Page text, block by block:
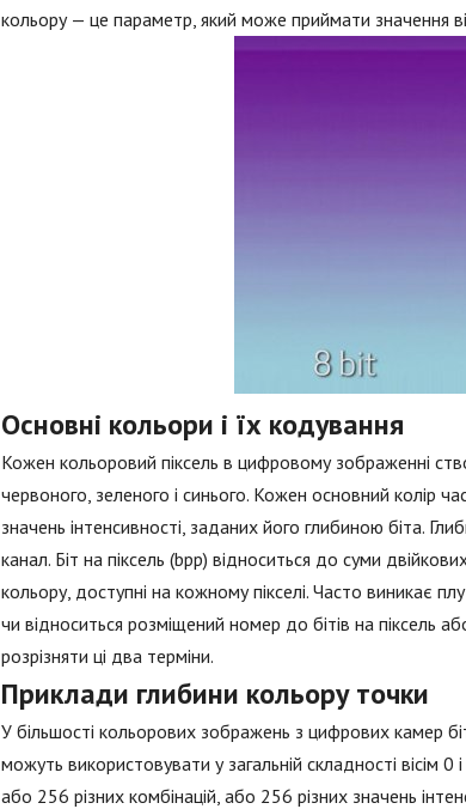
кольору — це параметр, який може приймати значення
Основні кольори і їх кодування
Кожен кольоровий піксель в цифровому зображенні
червоного, зеленого і синього. Кожен основний колір
значень інтенсивності, заданих його глибиною біта.
канал. Біт на піксель (bpp) відноситься до суми
кольору, доступні на кожному пікселі. Часто виникає
чи відноситься розміщений номер до бітів на піксель
розрізняти ці два терміни.
Приклади глибини кольору точки
У більшості кольорових зображень з цифрових камер
можуть використовувати у загальній складності вісім 0
або 256 різних комбінацій, або 256 різних значень